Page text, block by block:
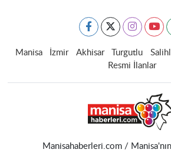
Manisa İzmir Akhisar Turgutlu
Resmi İlanlar
Manisahaberleri.com /